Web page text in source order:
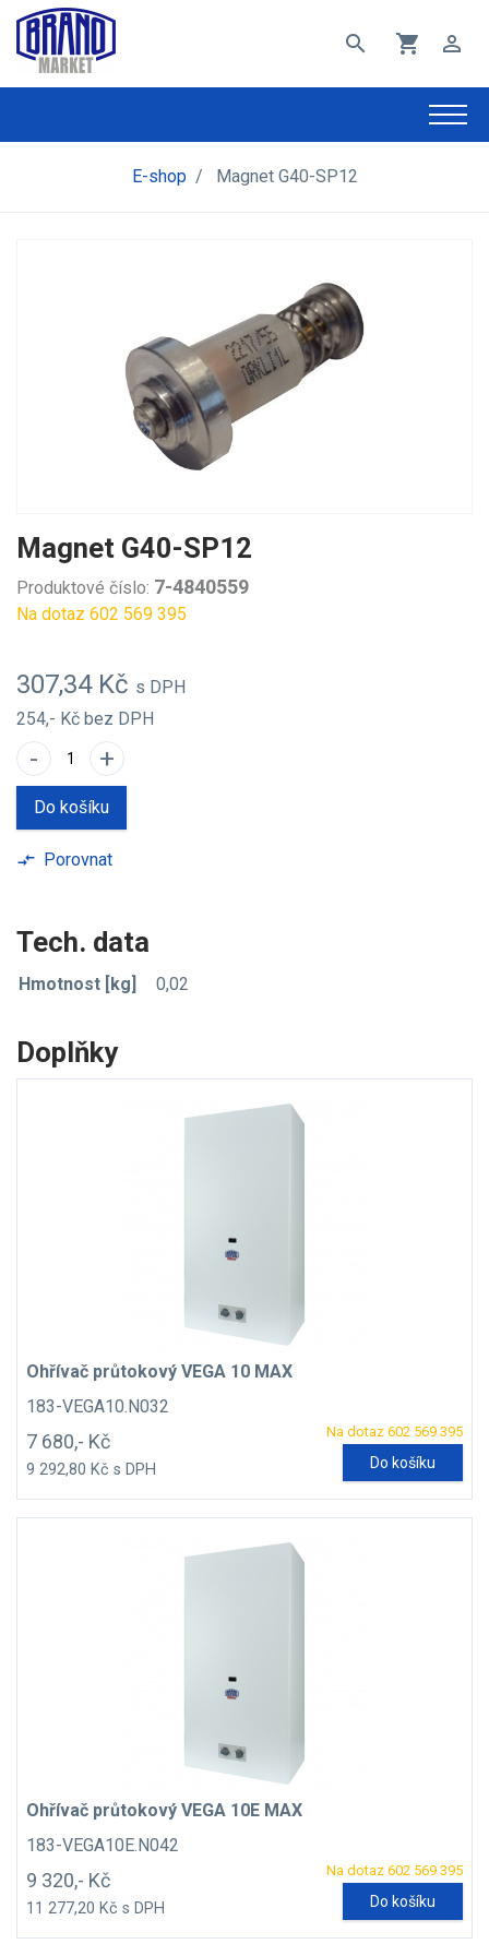
search shopping_cart perm_identity
E-shop / Magnet G40-SP12
Magnet G40-SP12
Produktové číslo: 7-4840559
Na dotaz 602 569 395
307,34 Kč s DPH
254,- Kč bez DPH
- +
Do košíku
compare_arrows Porovnat
Tech. data
Hmotnost [kg] 0,02
Doplňky
Ohřívač průtokový VEGA 10 MAX
183-VEGA10.N032
Na dotaz 602 569 395
7 680,- Kč
9 292,80 Kč s DPH Do košíku
Ohřívač průtokový VEGA 10E MAX
183-VEGA10E.N042
Na dotaz 602 569 395
9 320,- Kč
11 277,20 Kč s DPH Do košíku